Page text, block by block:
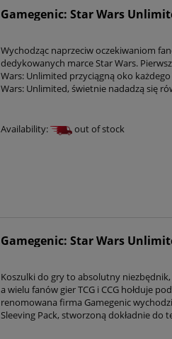
Gamegenic: Star Wars
Wychodząc naprzeciw oczekiwaniom
dedykowanych marce Star Wars.
Wars: Unlimited przyciągną oko
Wars: Unlimited, świetnie nadadzą się
Availability: out of stock
Gamegenic: Star Wars
Koszulki do gry to absolutny
a wielu fanów gier TCG i CCG hołduje
renomowana firma Gamegenic
Sleeving Pack, stworzoną dokładnie do